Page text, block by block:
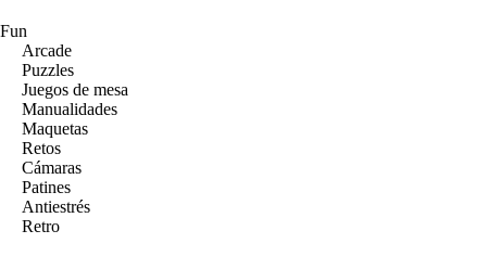
Fun
Arcade
Puzzles
Juegos de mesa
Manualidades
Maquetas
Retos
Cámaras
Patines
Antiestrés
Retro